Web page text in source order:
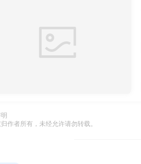
作者所有，未经允许请勿转载。